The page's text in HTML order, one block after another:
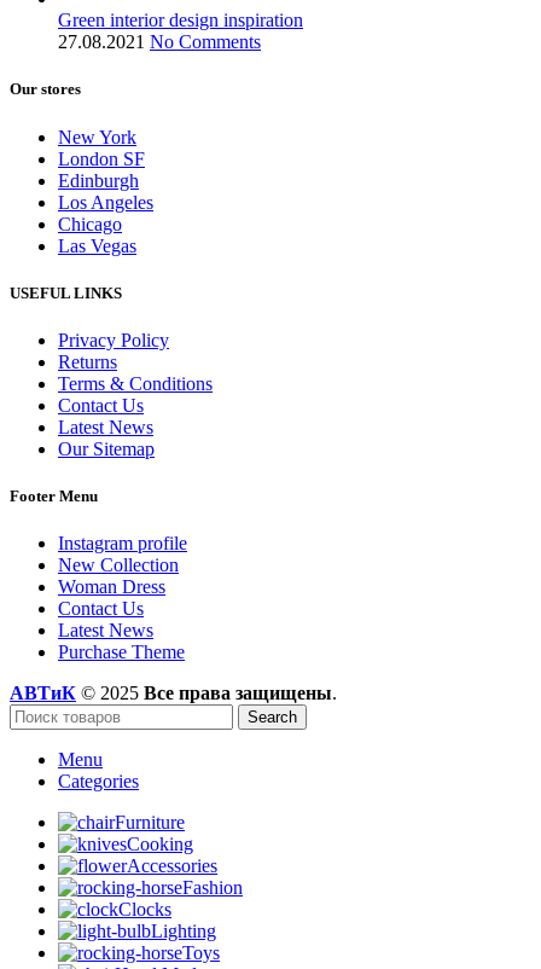
Green interior design inspiration
27.08.2021 No Comments
Our stores
New York
London SF
Edinburgh
Los Angeles
Chicago
Las Vegas
USEFUL LINKS
Privacy Policy
Returns
Terms & Conditions
Contact Us
Latest News
Our Sitemap
Footer Menu
Instagram profile
New Collection
Woman Dress
Contact Us
Latest News
Purchase Theme
АВТиК © 2025 Все права защищены.
Search
Menu
Categories
Furniture
Cooking
Accessories
Fashion
Clocks
Lighting
Toys